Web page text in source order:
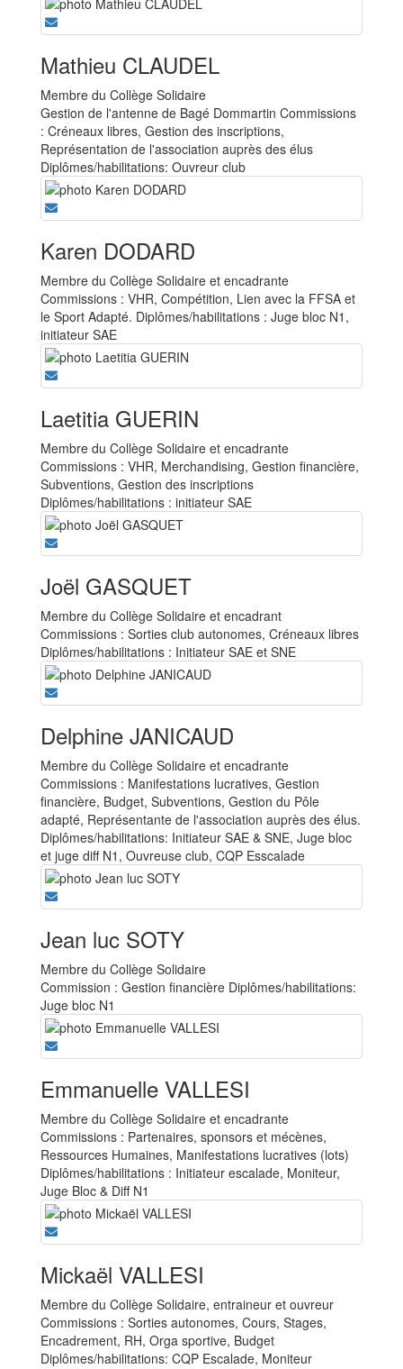
Mathieu CLAUDEL
Membre du Collège Solidaire
Gestion de l'antenne de Bagé Dommartin Commissions
: Créneaux libres, Gestion des inscriptions,
Représentation de l'association auprès des élus
Diplômes/habilitations: Ouvreur club
Karen DODARD
Membre du Collège Solidaire et encadrante
Commissions : VHR, Compétition, Lien avec la FFSA et
le Sport Adapté. Diplômes/habilitations : Juge bloc N1,
initiateur SAE
Laetitia GUERIN
Membre du Collège Solidaire et encadrante
Commissions : VHR, Merchandising, Gestion financière,
Subventions, Gestion des inscriptions
Diplômes/habilitations : initiateur SAE
Joël GASQUET
Membre du Collège Solidaire et encadrant
Commissions : Sorties club autonomes, Créneaux libres
Diplômes/habilitations : Initiateur SAE et SNE
Delphine JANICAUD
Membre du Collège Solidaire et encadrante
Commissions : Manifestations lucratives, Gestion
financière, Budget, Subventions, Gestion du Pôle
adapté, Représentante de l'association auprès des élus.
Diplômes/habilitations: Initiateur SAE & SNE, Juge bloc
et juge diff N1, Ouvreuse club, CQP Esscalade
Jean luc SOTY
Membre du Collège Solidaire
Commission : Gestion financière Diplômes/habilitations:
Juge bloc N1
Emmanuelle VALLESI
Membre du Collège Solidaire et encadrante
Commissions : Partenaires, sponsors et mécènes,
Ressources Humaines, Manifestations lucratives (lots)
Diplômes/habilitations : Initiateur escalade, Moniteur,
Juge Bloc & Diff N1
Mickaël VALLESI
Membre du Collège Solidaire, entraineur et ouvreur
Commissions : Sorties autonomes, Cours, Stages,
Encadrement, RH, Orga sportive, Budget
Diplômes/habilitations: CQP Escalade, Moniteur